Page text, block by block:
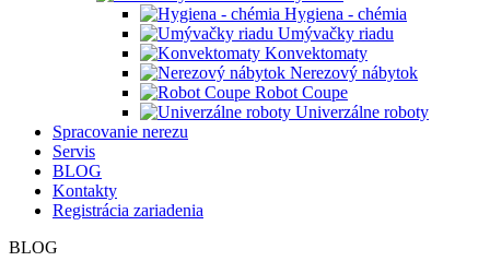
Hygiena - chémia
Umývačky riadu
Konvektomaty
Nerezový nábytok
Robot Coupe
Univerzálne roboty
Spracovanie nerezu
Servis
BLOG
Kontakty
Registrácia zariadenia
BLOG